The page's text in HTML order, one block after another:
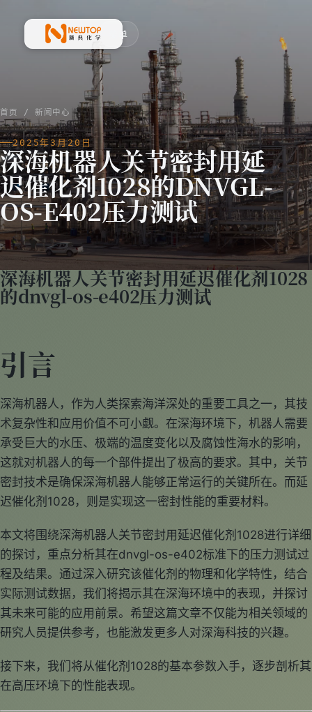
新典化学材料(上海)有限公司
菜单
首页 / 新闻中心
2025年3月20日
深海机器人关节密封用延
迟催化剂1028的DNVGL-
OS-E402压力测试
深海机器人关节密封用延迟催化剂1028
的dnvgl-os-e402压力测试
引言
深海机器人，作为人类探索海洋深处的重要工具之一，其技
术复杂性和应用价值不可小觑。在深海环境下，机器人需要
承受巨大的水压、极端的温度变化以及腐蚀性海水的影响，
这就对机器人的每一个部件提出了极高的要求。其中，关节
密封技术是确保深海机器人能够正常运行的关键所在。而延
迟催化剂1028，则是实现这一密封性能的重要材料。
本文将围绕深海机器人关节密封用延迟催化剂1028进行详细
的探讨，重点分析其在dnvgl-os-e402标准下的压力测试过
程及结果。通过深入研究该催化剂的物理和化学特性，结合
实际测试数据，我们将揭示其在深海环境中的表现，并探讨
其未来可能的应用前景。希望这篇文章不仅能为相关领域的
研究人员提供参考，也能激发更多人对深海科技的兴趣。
接下来，我们将从催化剂1028的基本参数入手，逐步剖析其
在高压环境下的性能表现。